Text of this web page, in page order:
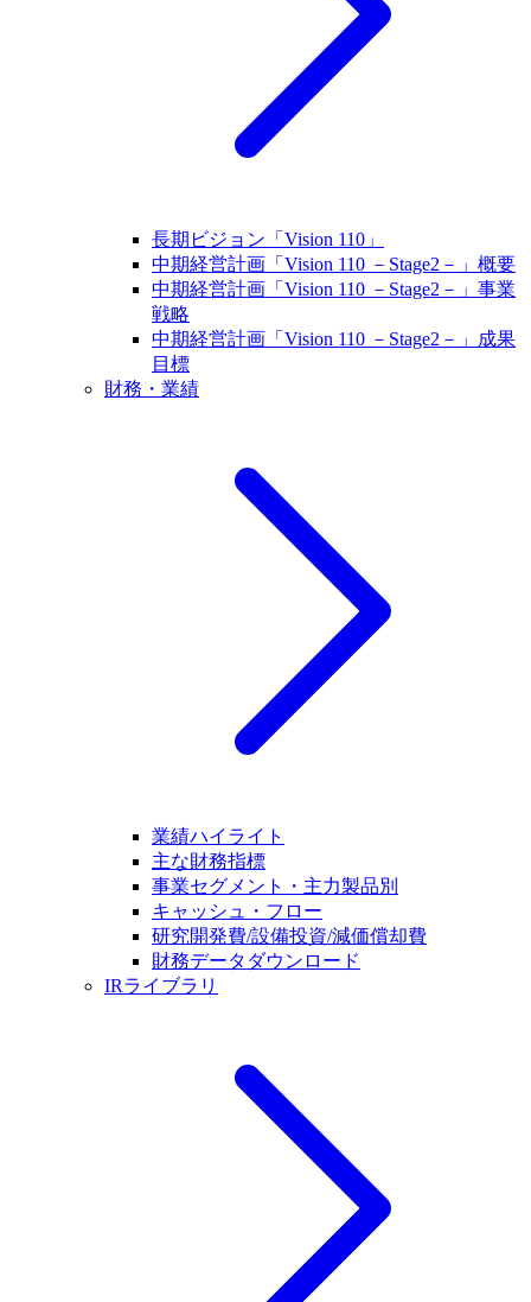
長期ビジョン「Vision 110」
中期経営計画「Vision 110 －Stage2－」概要
中期経営計画「Vision 110 －Stage2－」事業
戦略
中期経営計画「Vision 110 －Stage2－」成果
目標
財務・業績
業績ハイライト
主な財務指標
事業セグメント・主力製品別
キャッシュ・フロー
研究開発費/設備投資/減価償却費
財務データダウンロード
IRライブラリ